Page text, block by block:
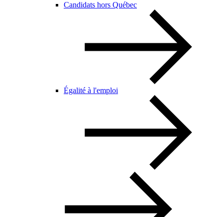
Candidats hors Québec
Égalité à l'emploi